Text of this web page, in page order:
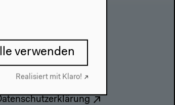
verwenden
Realisiert mit Klaro!